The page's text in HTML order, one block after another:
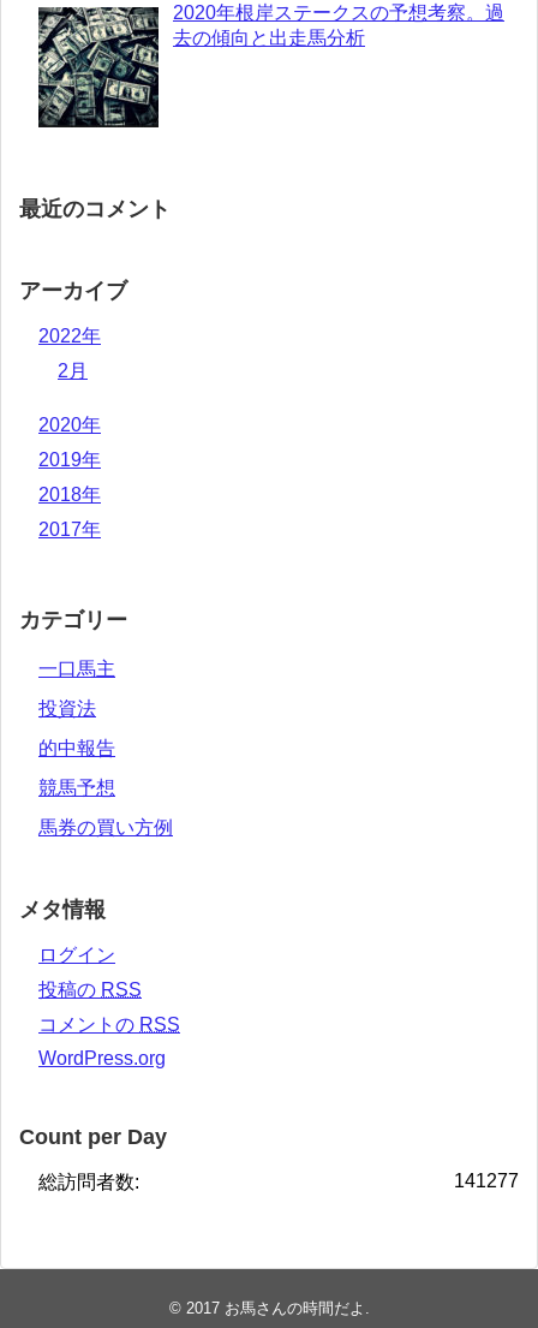
2020年根岸ステークスの予想考察。過
去の傾向と出走馬分析
最近のコメント
アーカイブ
2022年
2月
2020年
2019年
2018年
2017年
カテゴリー
一口馬主
投資法
的中報告
競馬予想
馬券の買い方例
メタ情報
ログイン
投稿の RSS
コメントの RSS
WordPress.org
Count per Day
141277
総訪問者数:
© 2017 お馬さんの時間だよ